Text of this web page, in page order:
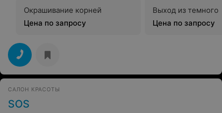
Окрашивание корней
Цена по запросу
Выход из темного
Цена по запросу
САЛОН КРАСОТЫ
SOS